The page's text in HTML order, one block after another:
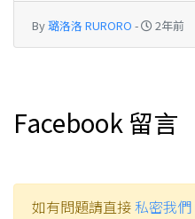
By璐洛洛 RURORO - 2年前
Facebook 留言
如有問題請直接私密我們